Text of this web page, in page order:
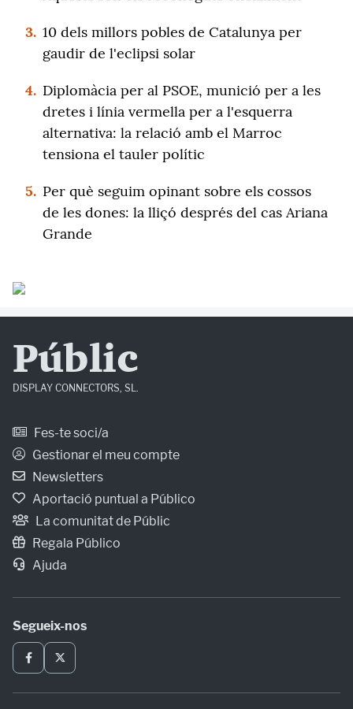
3. 10 dels millors pobles de Catalunya per
gaudir de l'eclipsi solar
4. Diplomàcia per al PSOE, munició per a les
dretes i línia vermella per a l'esquerra
alternativa: la relació amb el Marroc
tensiona el tauler polític
5. Per què seguim opinant sobre els cossos
de les dones: la lliçó després del cas Ariana
Grande
Públic
DISPLAY CONNECTORS, SL.
Fes-te soci/a
Gestionar el meu compte
Newsletters
Aportació puntual a Público
La comunitat de Públic
Regala Público
Ajuda
Segueix-nos